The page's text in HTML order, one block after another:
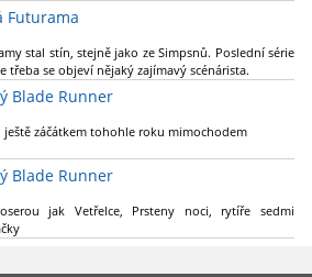
kniha zač), přičemž 25 let (od Matrixu,
dostal do povědomí i obyčejného diváka a
marně doufám, že si po řadě "duchovních
poté (Ghost In The Shell, Alita: Battle Angel,
Runner 2049, Cyberpunk 2077, atd.), někdo
na bibli cyberpunku, se kterou to všechno začalo.
než se tiše modlit a doufat, že to bude stát za
sázku na seriál a nikoliv film, snad tvůrci tu
Futurama
stal stín, stejně jako ze Simpsnů. Poslední série
třeba se objeví nějaký zajímavý scénárista.
nová řada Ricka a Mortyho a já z úžasem zjistil,
Blade Runner
ještě záčátkem tohohle roku mimochodem
Blade Runner
jak Vetřelce, Prsteny noci, rytíře sedmi